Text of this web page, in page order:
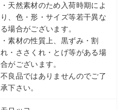
・天然素材のため入荷時期によ
り、色・形・サイズ等若干異な
る場合がございます。
・素材の性質上、黒ずみ・割
れ・ささくれ・とげ等がある場
合がございます。
不良品ではありませんのでご了
承下さい。